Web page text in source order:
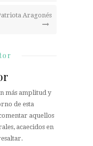
Aragonés
más amplitud y
de esta
aquellos
acaecidos en